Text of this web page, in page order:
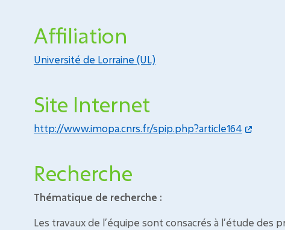
Affiliation
Université de Lorraine (UL)
Site Internet
http://www.imopa.cnrs.fr/spip.php?article164
Recherche
Thématique de recherche :
Les travaux de l’équipe sont consacrés à l’étude des